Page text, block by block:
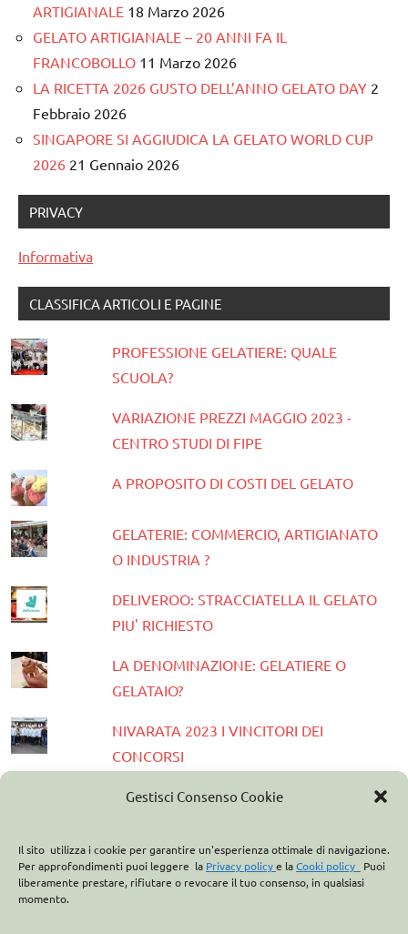
Gestisci Consenso Cookie
Il sito utilizza i cookie per garantire un'esperienza ottimale di navigazione.
Per approfondimenti puoi leggere la Privacy policye laCooki policy
Puoi
liberamente prestare, rifiutare o revocare il tuo consenso, in qualsiasi
momento.
ARTIGIANALE 18 Marzo 2026
GELATO ARTIGIANALE – 20 ANNI FA IL
FRANCOBOLLO 11 Marzo 2026
LA RICETTA 2026 GUSTO DELL’ANNO GELATO DAY 2
Febbraio 2026
SINGAPORE SI AGGIUDICA LA GELATO WORLD CUP
2026 21 Gennaio 2026
PRIVACY
Informativa
CLASSIFICA ARTICOLI E PAGINE
PROFESSIONE GELATIERE: QUALE
SCUOLA?
VARIAZIONE PREZZI MAGGIO 2023 -
CENTRO STUDI DI FIPE
A PROPOSITO DI COSTI DEL GELATO
GELATERIE: COMMERCIO, ARTIGIANATO
O INDUSTRIA ?
DELIVEROO: STRACCIATELLA IL GELATO
PIU' RICHIESTO
LA DENOMINAZIONE: GELATIERE O
GELATAIO?
NIVARATA 2023 I VINCITORI DEI
CONCORSI
PRESENTATA LA GUIDA GELATERIE
ASSOCIAZIONE ITALIANA GELATIERI:
CASA OPTIMA PARTNER